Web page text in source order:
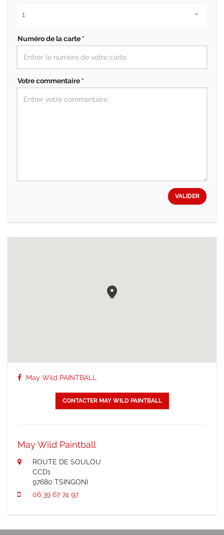
Numéro de la carte *
Votre commentaire *
VALIDER
May Wild PAINTBALL
CONTACTER MAY WILD PAINTBALL
May Wild Paintball
ROUTE DE SOULOU
CCD1
97680 TSINGONI
06 39 67 74 97